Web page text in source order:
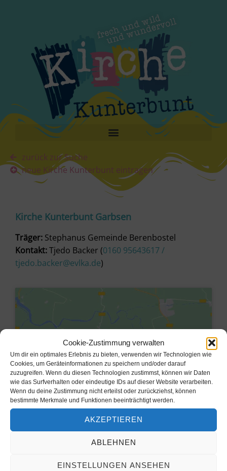
Cookie-Zustimmung verwalten
Um dir ein optimales Erlebnis zu bieten, verwenden wir Technologien wie
Cookies, um Geräteinformationen zu speichern und/oder darauf
zuzugreifen. Wenn du diesen Technologien zustimmst, können wir Daten
wie das Surfverhalten oder eindeutige IDs auf dieser Website verarbeiten.
Wenn du deine Zustimmung nicht erteilst oder zurückziehst, können
bestimmte Merkmale und Funktionen beeinträchtigt werden.
AKZEPTIEREN
ABLEHNEN
EINSTELLUNGEN ANSEHEN
zurück zur Suche
neue Kirche Kunterbunt eintragen
Kirche Kunterbunt Garbsen
Träger: Stephanus Gemeinde Berenbostel
Kontakt:Tjedo Backer (0160 95643617 /
tjedo.backer@evlka.de)
Klicke hier, um Marketing-Cookies
aktivieren